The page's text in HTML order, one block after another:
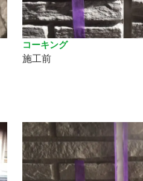
コーキング
施工前